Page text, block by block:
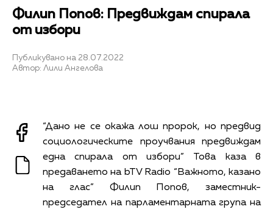
Филип Попов: Предвиждам спирала
от избори
Публикувано на 28.07.2022
Автор: Лили Ангелова
“Дано не се окажа лош пророк, но предвид
социологическите проучвания предвиждам
една спирала от избори” Това каза в
предаването на bTV Radio “Важното, казано
на глас” Филип Попов, заместник-
председател на парламентарната група на